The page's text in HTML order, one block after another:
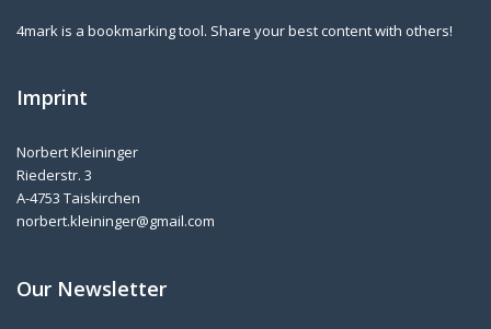
4mark is a bookmarking tool. Share your best content with others!
Imprint
Norbert Kleininger
Riederstr. 3
A-4753 Taiskirchen
norbert.kleininger@gmail.com
Our Newsletter